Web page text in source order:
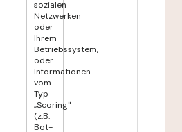
sozialen
Netzwerken
oder
Ihrem
Betriebssystem,
oder
Informationen
vom
Typ
„Scoring"
(z.B.
Bot-